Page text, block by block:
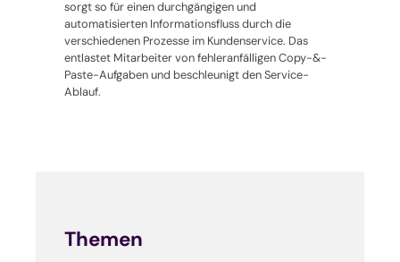
sorgt so für einen durchgängigen und
automatisierten Informationsfluss durch die
verschiedenen Prozesse im Kundenservice. Das
entlastet Mitarbeiter von fehleranfälligen Copy-&-
Paste-Aufgaben und beschleunigt den Service-
Ablauf.
Themen